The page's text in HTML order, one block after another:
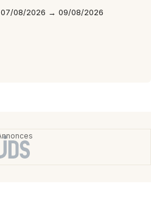
07/08/2026 → 09/08/2026